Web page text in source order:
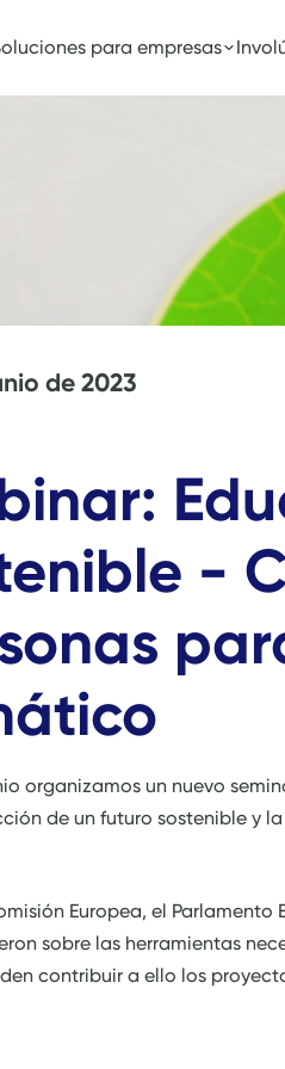
para empresas
de 2023
-
organizamos un nuevo
de un futuro sostenible y
Europea, el Parlamento
sobre las herramientas
contribuir a ello los